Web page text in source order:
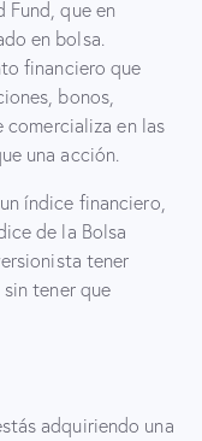
Fund, que en
en bolsa.
financiero que
bonos,
comercializa en las
una acción.
índice financiero,
de la Bolsa
tener
tener que
adquiriendo una